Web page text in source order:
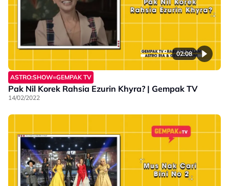
02:08
ASTRO:SHOW=GEMPAK TV
Pak Nil Korek Rahsia Ezurin Khyra? | Gempak TV
14/02/2022